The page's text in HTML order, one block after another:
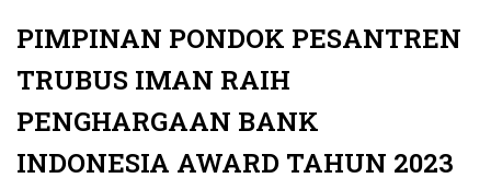
PIMPINAN PONDOK PESANTREN
TRUBUS IMAN RAIH
PENGHARGAAN BANK
INDONESIA AWARD TAHUN 2023